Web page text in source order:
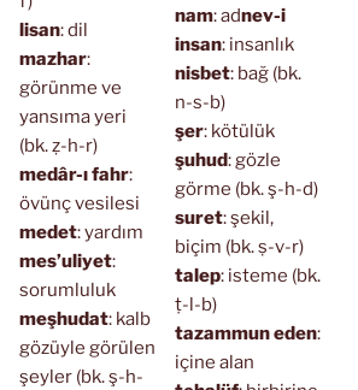
lisan: dil
mazhar:
görünme ve
yansıma yeri
(bk. ẓ-h-r)
medâr-ı fahr:
övünç vesilesi
medet: yardım
mes’uliyet:
sorumluluk
meşhudat: kalb
gözüyle görülen
şeyler (bk. ş-h-
nam: adnev-i
insan: insanlık
nisbet: bağ (bk.
n-s-b)
şer: kötülük
şuhud: gözle
görme (bk. ş-h-d)
suret: şekil,
biçim (bk. ṣ-v-r)
talep: isteme (bk.
ṭ-l-b)
tazammun eden:
içine alan